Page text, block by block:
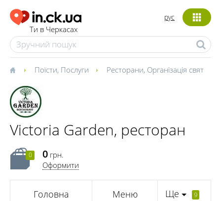
Ти в Черкасах
рус
Поїсти, Послуги Ресторани, Організація свят
Victoria Garden, ресторан
0 0 грн.
Оформити
Головна Меню Ще 9